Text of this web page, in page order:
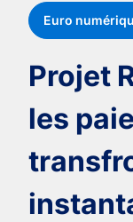
Euro
Projet
les